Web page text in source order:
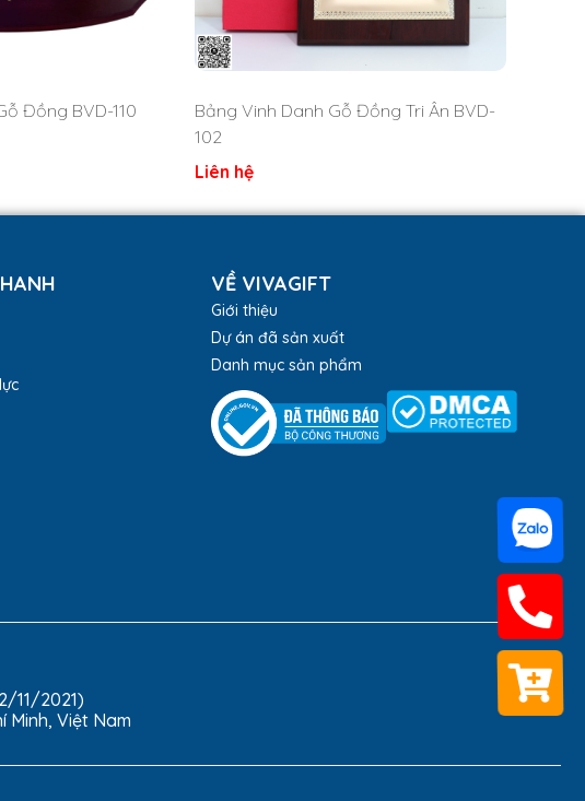
BVD-112
Đồng BVD-110
Bảng Vinh Danh Gỗ Đồng Tri Ân BVD-
102
Liên hệ
VỀ VIVAGIFT
Giới thiệu
Dự án đã sản xuất
Danh mục sản phẩm
11/2021)
Minh, Việt Nam